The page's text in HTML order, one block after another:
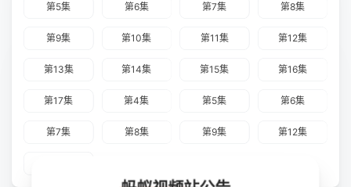
第5集 第6集 第7集 第8集
第9集 第10集 第11集 第12集
第13集 第14集 第15集 第16集
第17集 第4集 第5集 第6集
第7集 第8集 第9集 第12集